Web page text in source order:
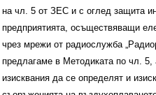
на чл. 5 от ЗЕС и с оглед защита
предприятията, осъществяващи
чрез мрежи от радиослужба
предлагаме в Методиката по чл. 5,
изисквания да се определят и